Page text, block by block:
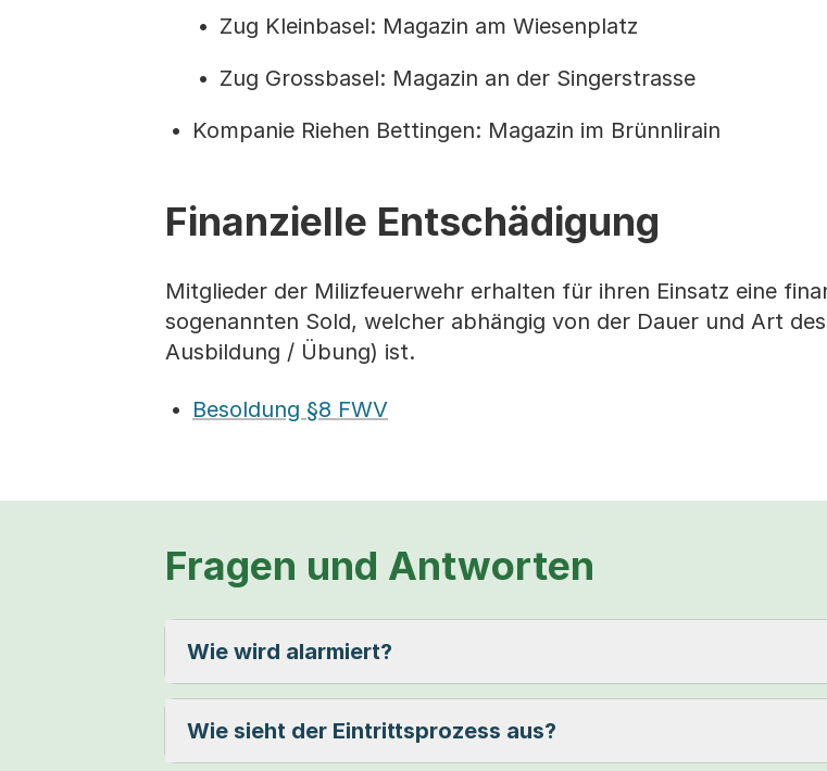
Zug Kleinbasel: Magazin am Wiesenplatz
Zug Grossbasel: Magazin an der Singerstrasse
Kompanie Riehen Bettingen: Magazin im Brünnlirain
Finanzielle Entschädigung
Mitglieder der Milizfeuerwehr erhalten für ihren Einsatz eine
sogenannten Sold, welcher abhängig von der Dauer und Art
Ausbildung / Übung) ist.
Besoldung §8 FWV
Fragen und Antworten
Wie wird alarmiert?
Wie sieht der Eintrittsprozess aus?